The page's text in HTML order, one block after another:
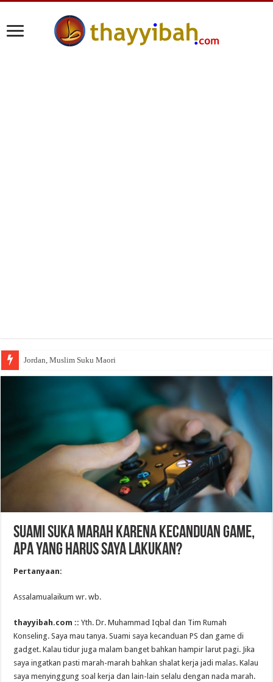
Jordan, Muslim Suku Maori
Suami Suka Marah Karena Kecanduan Game,
Apa yang Harus Saya Lakukan?
Pertanyaan:
Assalamualaikum wr. wb.
thayyibah.com ::Yth. Dr. Muhammad Iqbal dan Tim Rumah
Konseling. Saya mau tanya. Suami saya kecanduan PS dan game di
gadget. Kalau tidur juga malam banget bahkan hampir larut pagi. Jika
saya ingatkan pasti marah-marah bahkan shalat kerja jadi malas. Kalau
saya menyinggung soal kerja dan lain-lain selalu dengan nada marah.